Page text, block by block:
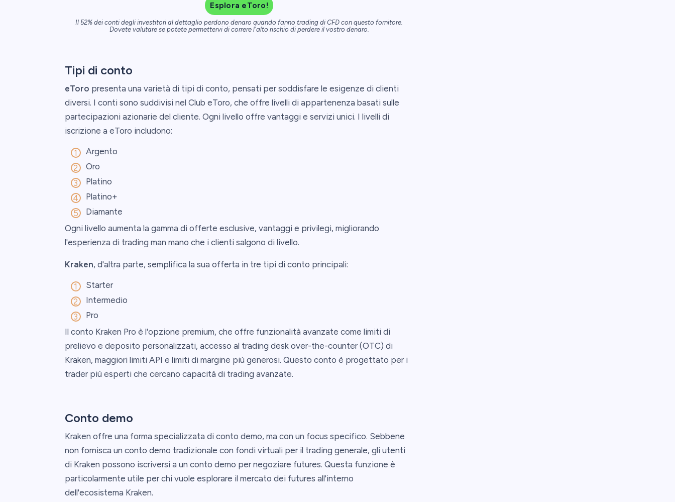
Esplora eToro!
Il 52% dei conti degli investitori al dettaglio perdono denaro quando fanno trading di CFD con questo fornitore.
Dovete valutare se potete permettervi di correre l'alto rischio di perdere il vostro denaro.
Tipi di conto
eToro presenta una varietà di tipi di conto, pensati per soddisfare le esigenze di clienti
diversi. I conti sono suddivisi nel Club eToro, che offre livelli di appartenenza basati sulle
partecipazioni azionarie del cliente. Ogni livello offre vantaggi e servizi unici. I livelli di
iscrizione a eToro includono:
Argento
Oro
Platino
Platino+
Diamante
Ogni livello aumenta la gamma di offerte esclusive, vantaggi e privilegi, migliorando
l'esperienza di trading man mano che i clienti salgono di livello.
Kraken, d'altra parte, semplifica la sua offerta in tre tipi di conto principali:
Starter
Intermedio
Pro
Il conto Kraken Pro è l'opzione premium, che offre funzionalità avanzate come limiti di
prelievo e deposito personalizzati, accesso al trading desk over-the-counter (OTC) di
Kraken, maggiori limiti API e limiti di margine più generosi. Questo conto è progettato per i
trader più esperti che cercano capacità di trading avanzate.
Conto demo
Kraken offre una forma specializzata di conto demo, ma con un focus specifico. Sebbene
non fornisca un conto demo tradizionale con fondi virtuali per il trading generale, gli utenti
di Kraken possono iscriversi a un conto demo per negoziare futures. Questa funzione è
particolarmente utile per chi vuole esplorare il mercato dei futures all'interno
dell'ecosistema Kraken.